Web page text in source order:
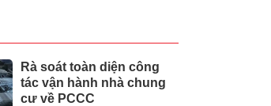
Rà soát toàn diện công
tác vận hành nhà chung
cư về PCCC